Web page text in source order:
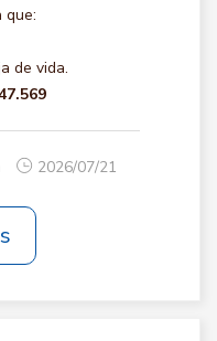
que:
de vida.
2026/07/21